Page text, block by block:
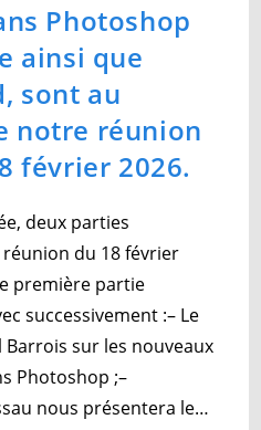
Photoshop
ainsi que
sont au
notre réunion
février 2026.
deux parties
du 18 février
première partie
successivement :– Le
sur les nouveaux
Photoshop ;–
nous présentera le…